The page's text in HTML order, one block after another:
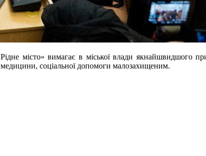
місто» вимагає в міської влади якнайшвидшого
соціальної допомоги малозахищеним.